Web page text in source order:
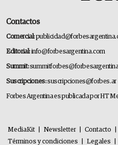
Contactos
Comercial:
Editorial:info@forbesargentina.com
Summit:
Suscripciones:suscripciones@forbes.ar
Forbes Argentina es publicada por HT
MediaKit Newsletter Contacto
Términos y condiciones
Legales